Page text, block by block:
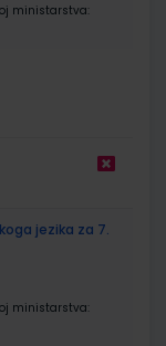
ministarstva:
jezika za 7.
ministarstva: